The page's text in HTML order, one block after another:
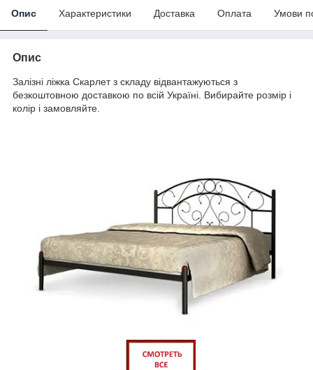
Опис Характеристики Доставка Оплата Умови
Опис
Залізні ліжка Скарлет з складу відвантажуються з
безкоштовною доставкою по всій Україні. Вибирайте розмір і
колір і замовляйте.